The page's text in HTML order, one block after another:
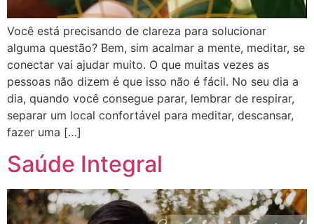
Você está precisando de clareza para solucionar
alguma questão? Bem, sim acalmar a mente, meditar, se
conectar vai ajudar muito. O que muitas vezes as
pessoas não dizem é que isso não é fácil. No seu dia a
dia, quando você consegue parar, lembrar de respirar,
separar um local confortável para meditar, descansar,
fazer uma […]
Saúde Integral